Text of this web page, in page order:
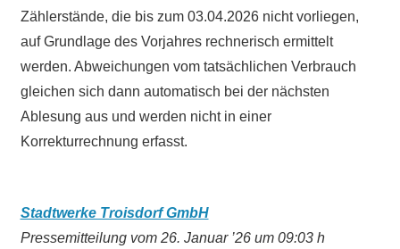
Zählerstände, die bis zum 03.04.2026 nicht vorliegen,
auf Grundlage des Vorjahres rechnerisch ermittelt
werden. Abweichungen vom tatsächlichen Verbrauch
gleichen sich dann automatisch bei der nächsten
Ablesung aus und werden nicht in einer
Korrekturrechnung erfasst.
Stadtwerke Troisdorf GmbH
Pressemitteilung vom 26. Januar ’26 um 09:03 h